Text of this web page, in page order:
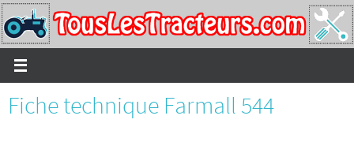
Passer
vers
le
contenu
Fiche technique Farmall 544